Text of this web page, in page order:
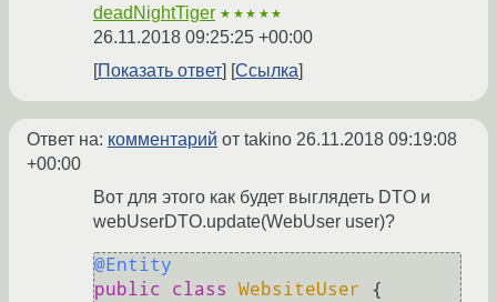
deadNightTiger ★★★★★
26.11.2018 09:25:25 +00:00
Показать ответ
Ссылка
Ответ на: комментарий от takino 26.11.2018 09:19:08
+00:00
Вот для этого как будет выглядеть DTO и
webUserDTO.update(WebUser user)?
@Entity
public
class WebsiteUser {